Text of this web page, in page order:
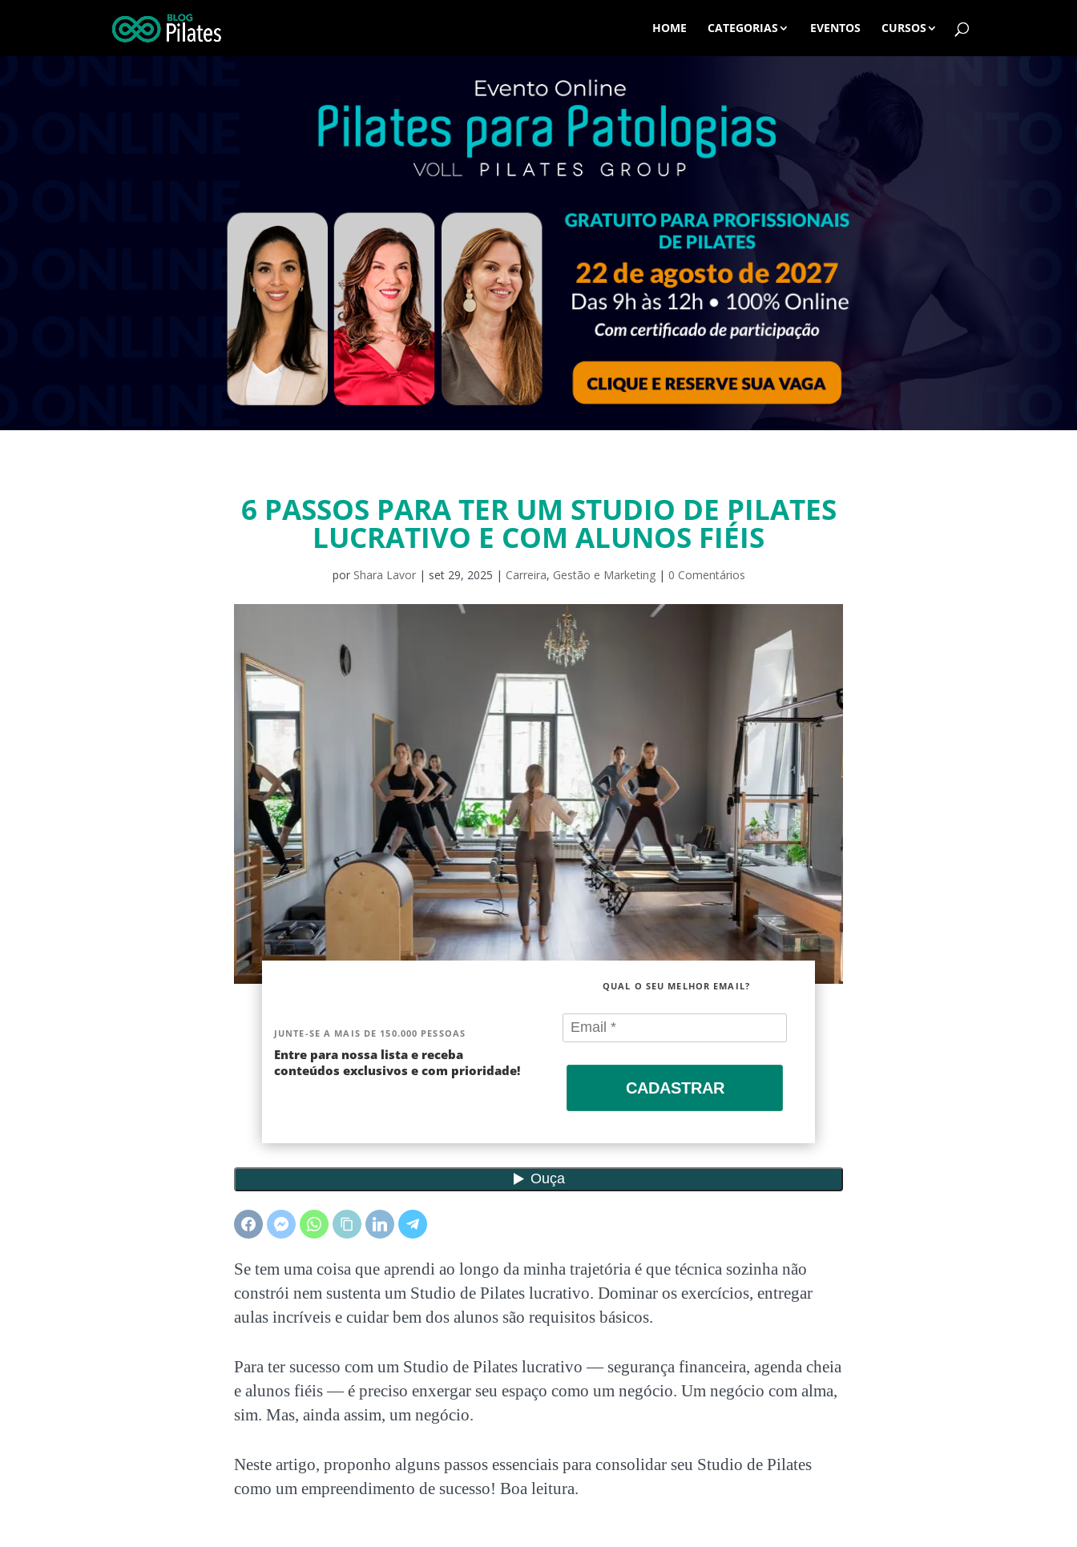
HOME CATEGORIAS EVENTOS CURSOS
6 PASSOS PARA TER UM STUDIO DE PILATES
LUCRATIVO E COM ALUNOS FIÉIS
por Shara Lavor| set 29, 2025 | Carreira, Gestão e Marketing| 0 Comentários
JUNTE-SE A MAIS DE 150.000 PESSOAS
Entre para nossa lista e receba
conteúdos exclusivos e com prioridade!
QUAL O SEU MELHOR EMAIL?
CADASTRAR
Se tem uma coisa que aprendi ao longo da minha trajetória é que técnica sozinha não
constrói nem sustenta um Studio de Pilates lucrativo. Dominar os exercícios, entregar
aulas incríveis e cuidar bem dos alunos são requisitos básicos.
Para ter sucesso com um Studio de Pilates lucrativo — segurança financeira, agenda cheia
e alunos fiéis — é preciso enxergar seu espaço como um negócio. Um negócio com alma,
sim. Mas, ainda assim, um negócio.
Neste artigo, proponho alguns passos essenciais para consolidar seu Studio de Pilates
como um empreendimento de sucesso! Boa leitura.